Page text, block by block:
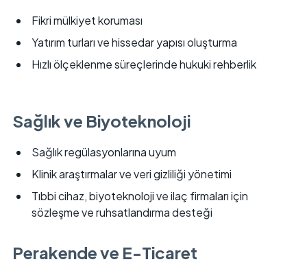
Fikri mülkiyet koruması
Yatırım turları ve hissedar yapısı oluşturma
Hızlı ölçeklenme süreçlerinde hukuki rehberlik
Sağlık ve Biyoteknoloji
Sağlık regülasyonlarına uyum
Klinik araştırmalar ve veri gizliliği yönetimi
Tıbbi cihaz, biyoteknoloji ve ilaç firmaları için
sözleşme ve ruhsatlandırma desteği
Perakende ve E-Ticaret